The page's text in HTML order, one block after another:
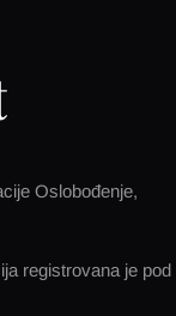
Oslobođenje,
registrovana je pod